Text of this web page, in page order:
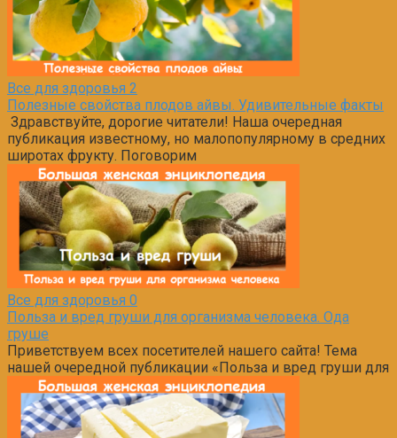
Все для здоровья 2
Полезные свойства плодов айвы. Удивительные факты
Здравствуйте, дорогие читатели! Наша очередная
публикация известному, но малопопулярному в средних
широтах фрукту. Поговорим
Все для здоровья 0
Польза и вред груши для организма человека. Ода
груше
Приветствуем всех посетителей нашего сайта! Тема
нашей очередной публикации «Польза и вред груши для